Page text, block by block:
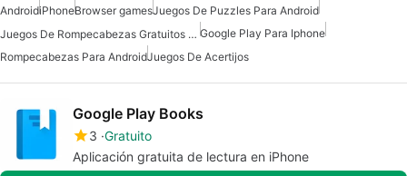
AndroidiPhoneBrowser gamesJuegos De Puzzles Para Android
Juegos De Rompecabezas Gratuitos Para Android Google Play Para Iphone
Rompecabezas Para AndroidJuegos De Acertijos
Google Play Books
3 Gratuito
Aplicación gratuita de lectura en iPhone